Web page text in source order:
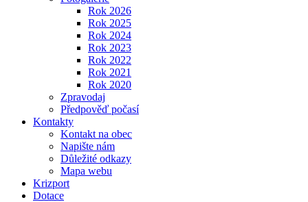
Rok 2026
Rok 2025
Rok 2024
Rok 2023
Rok 2022
Rok 2021
Rok 2020
Zpravodaj
Předpověď počasí
Kontakty
Kontakt na obec
Napište nám
Důležité odkazy
Mapa webu
Krizport
Dotace